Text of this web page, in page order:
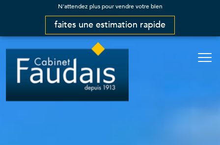
N'attendez plus pour vendre votre bien
faites une estimation rapide